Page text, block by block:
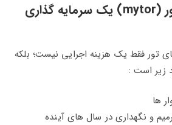
چرا انتخاب مای‌ تور (mytor) یک سرمایه‌ گذاری
تور فقط یک هزینه اجرایی نیست؛ بلکه
زیر است :
ها
و نگهداری در سال‌ های آینده